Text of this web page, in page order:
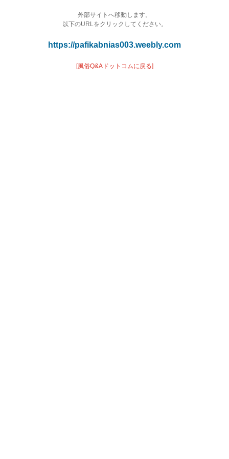
外部サイトへ移動します。
以下のURLをクリックしてください。
https://pafikabnias003.weebly.com
[風俗Q&Aドットコムに戻る]